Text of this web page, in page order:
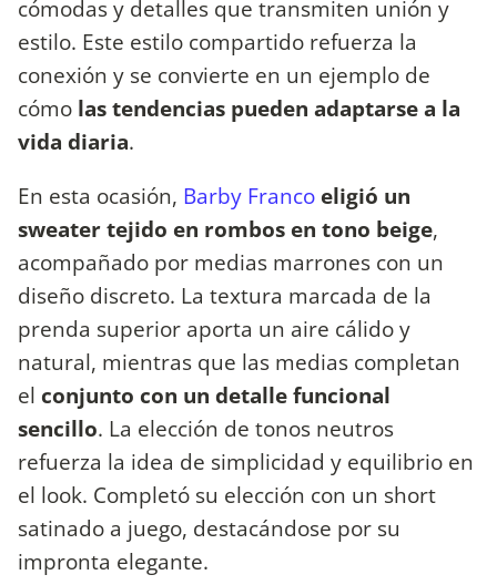
cómodas y detalles que transmiten unión y
estilo. Este estilo compartido refuerza la
conexión y se convierte en un ejemplo de
cómo las tendencias pueden adaptarse a la
vida diaria.
En esta ocasión, Barby Franco eligió un
sweater tejido en rombos en tono beige,
acompañado por medias marrones con un
diseño discreto. La textura marcada de la
prenda superior aporta un aire cálido y
natural, mientras que las medias completan
el conjunto con un detalle funcional
sencillo. La elección de tonos neutros
refuerza la idea de simplicidad y equilibrio en
el look. Completó su elección con un short
satinado a juego, destacándose por su
impronta elegante.